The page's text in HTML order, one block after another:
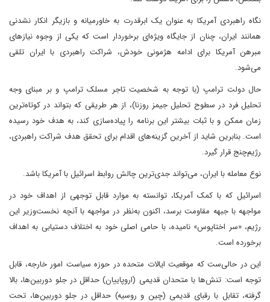
نگاه راهبردی آمریکا به عنوان یک ابرقدرت به خاورمیانه و بازیگر انکار نشدنی
همانند ایران، چنان از جایگاه ویژه‌ای برخوردار است که یکی از وجوه نیازهای
مبرهن آمریکا برای ادامه هژمونی خودش، شراکت راهبردی با ایران تلقی
می‌شود.
حال دولت ترامپ (با توجه به شخصیت تاجر مسلک ترامپ و بر مبنای وجه
تحلیل فرد در سطوح تحلیل جیمز روزنا)، از هر طریقی که بتواند در کوتاه‌ترین
زمان ممکن و با ثبات بیشتر این برنامه را پیاده‌سازی کند، به هدف خود رسیده
است. بنابرین شاید از آخرین گزینه‌های اقدام برای تحقق هدف شراکت راهبردی،
رژیم‌چنج قرار گیرد.
نوع معامله با ایران، می‌تواند جدی‌ترین چالش روابط اسرائیل با آمریکا باشد.
اسرائیل که با کمک آمریکا، توانسته به موارد قابل توجهی از اهداف خود در
مواجهه با جبهه مقاومت برسد، اکنون به‌نظر در مواجهه با آنچه نخست‌وزیر این
رژیم، «سر اختاپوس» نامیده، با حامی اصلی خود به اختلاف دستیابی به اهداف
برخورده است.
این در حالی‌ست که موقعیت ایالات متحده در حوزه سیاست‌ امور خارجه، قابل
توجه است: تنش‌ها با متحدان قدیمی (اروپاییان) حداقل در جلو دوربین‌ها، بالا
گرفته، تقابل با رقبای قدیمی (چین و روسیه) حداقل در جلو دوربین‌ها، تحت